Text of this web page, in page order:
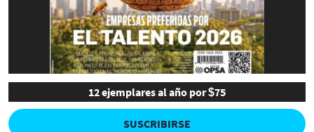
12 ejemplares al año por $75
SUSCRIBIRSE